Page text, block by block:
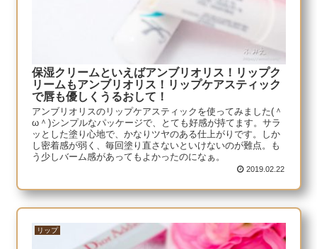
保湿クリームといえばアンブリオリス！リップク
リームもアンブリオリス！リップケアスティック
で唇も優しくうるおして！
アンブリオリスのリップケアスティックを使ってみました(＾
ω＾)シンプルなパッケージで、とても好感が持てます。サラ
ッとした塗り心地で、かなりツヤのある仕上がりです。しか
し密着感が弱く、毎回塗り直さないといけないのが難点。も
う少しバーム感があってもよかったのになぁ。
2019.02.22
リップ